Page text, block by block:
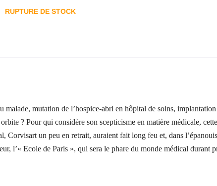
RUPTURE DE STOCK
mutation de l’hospice-abri en hôpital de soins,
? Pour qui considère son scepticisme en matière médicale,
Corvisart un peu en retrait, auraient fait long feu et, dans
l’« Ecole de Paris », qui sera le phare du monde médical durant